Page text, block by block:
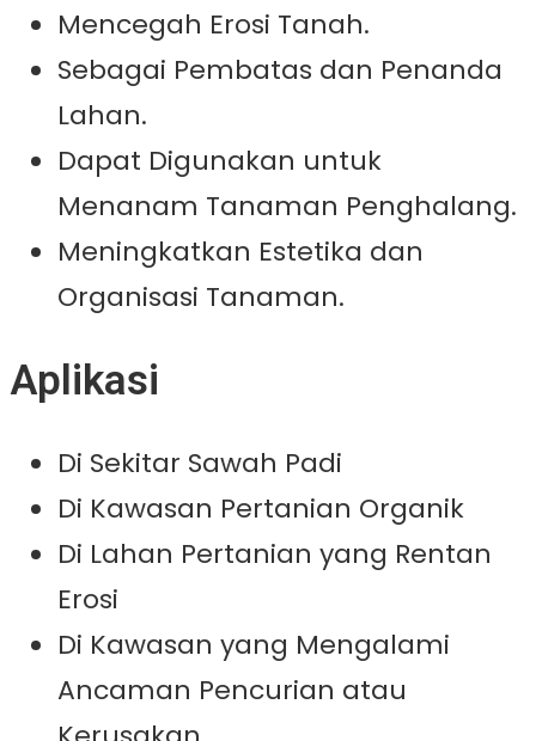
Mencegah Erosi Tanah.
Sebagai Pembatas dan Penanda
Lahan.
Dapat Digunakan untuk
Menanam Tanaman Penghalang.
Meningkatkan Estetika dan
Organisasi Tanaman.
Aplikasi
Di Sekitar Sawah Padi
Di Kawasan Pertanian Organik
Di Lahan Pertanian yang Rentan
Erosi
Di Kawasan yang Mengalami
Ancaman Pencurian atau